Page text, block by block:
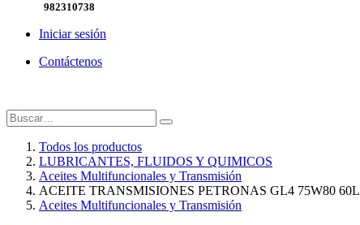
982310738
Iniciar sesión
Contáctenos
Todos los productos
LUBRICANTES, FLUIDOS Y QUIMICOS
Aceites Multifuncionales y Transmisión
ACEITE TRANSMISIONES PETRONAS GL4 75W80 60L
Aceites Multifuncionales y Transmisión